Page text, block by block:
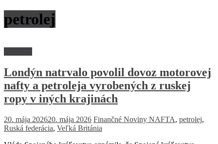
petrolej
Londýn natrvalo povolil dovoz motorovej
nafty a petroleja vyrobených z ruskej
ropy v iných krajinách
20. mája 202620. mája 2026 Finančné Noviny NAFTA, petrolej,
Ruská federácia, Veľká Británia